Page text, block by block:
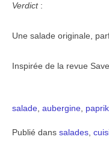
Verdict :
Une salade originale,
Inspirée de la revue
salade aubergine
Publié dans salades